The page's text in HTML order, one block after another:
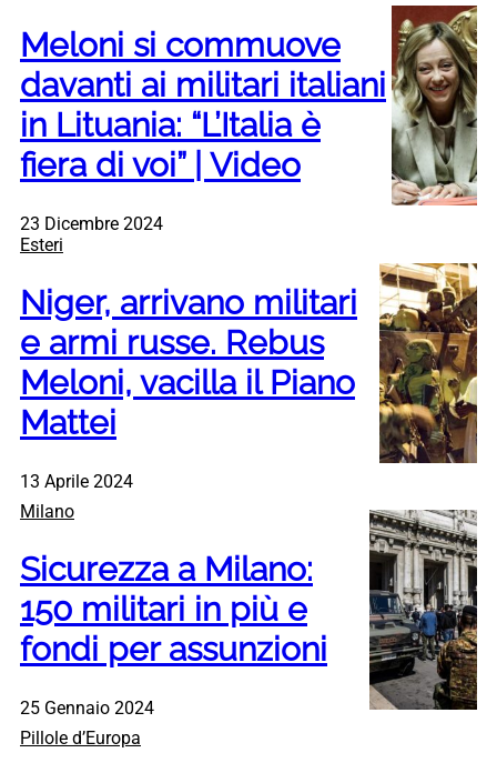
Meloni si commuove
davanti ai militari italiani
in Lituania: “L’Italia è
fiera di voi” | Video
23 Dicembre 2024
Esteri
Niger, arrivano militari
e armi russe. Rebus
Meloni, vacilla il Piano
Mattei
13 Aprile 2024
Milano
Sicurezza a Milano:
150 militari in più e
fondi per assunzioni
25 Gennaio 2024
Pillole d’Europa